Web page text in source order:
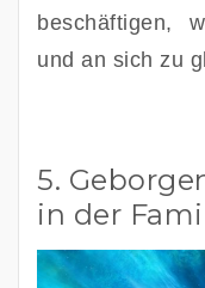
beschäftigen,
und an sich zu
5.
in der